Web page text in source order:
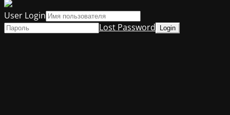
User Login
Lost Password